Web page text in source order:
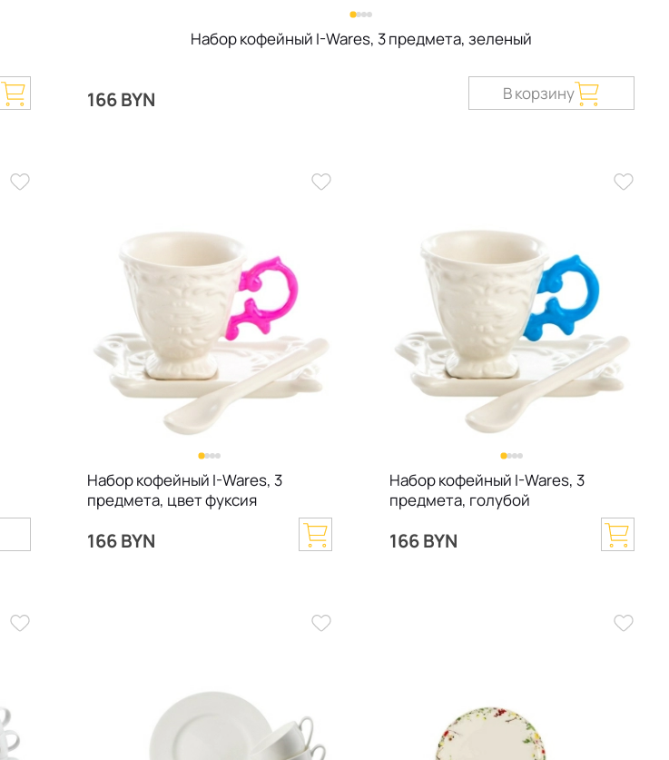
Набор кофейный I-Wares, 3 предмета, зеленый
166 BYN В корзину
Набор кофейный I-Wares, 3
предмета, цвет фуксия
166 BYN
Набор кофейный I-Wares, 3
предмета, голубой
166 BYN